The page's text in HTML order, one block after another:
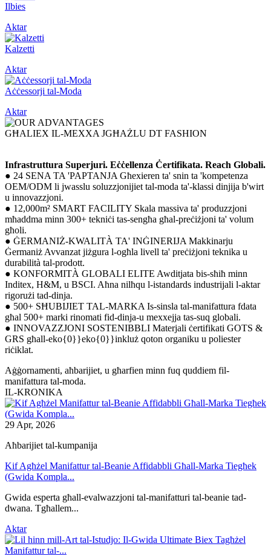
Ilbies
Aktar
Kalzetti
Aktar
Aċċessorji tal-Moda
Aktar
GĦALIEX IL-MEXXA JGĦAŻLU DT FASHION
Infrastruttura Superjuri. Eċċellenza Ċertifikata. Reach Globali.
● 24 SENA TA 'PAPTANJA Għexieren ta' snin ta 'kompetenza
OEM/ODM li jwasslu soluzzjonijiet tal-moda ta'-klassi dinjija b'wirt
u innovazzjoni.
● 12,000m² SMART FACILITY Skala massiva ta' produzzjoni
mħaddma minn 300+ tekniċi tas-sengħa għal-preċiżjoni ta' volum
għoli.
● ĠERMANIŻ-KWALITÀ TA' INĠINERIJA Makkinarju
Ġermaniż Avvanzat jiżgura l-ogħla livell ta' preċiżjoni teknika u
durabilità tal-prodott.
● KONFORMITÀ GLOBALI ELITE Awditjata bis-sħiħ minn
Inditex, H&M, u BSCI. Aħna nilħqu l-istandards industrijali l-aktar
rigorużi tad-dinja.
● 500+ SĦUBIJIET TAL-MARKA Is-sinsla tal-manifattura fdata
għal 500+ marki rinomati fid-dinja-u mexxejja tas-suq globali.
● INNOVAZZJONI SOSTENIBBLI Materjali ċertifikati GOTS &
GRS għall-eko{0}}eko{0}}inkluż qoton organiku u poliester
riċiklat.
Aġġornamenti, aħbarijiet, u għarfien minn fuq quddiem fil-
manifattura tal-moda.
IL-KRONIKA
29 Apr, 2026
Aħbarijiet tal-kumpanija
Kif Agħżel Manifattur tal-Beanie Affidabbli Għall-Marka Tiegħek
(Gwida Kompla...
Gwida esperta għall-evalwazzjoni tal-manifatturi tal-beanie tad-
dwana. Tgħallem...
Aktar